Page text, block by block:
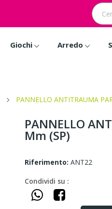
Giochi Arredo
PANNELLO ANTITRAUMA
PANNELLO
Mm (SP)
Riferimento: ANT22
Condividi su :